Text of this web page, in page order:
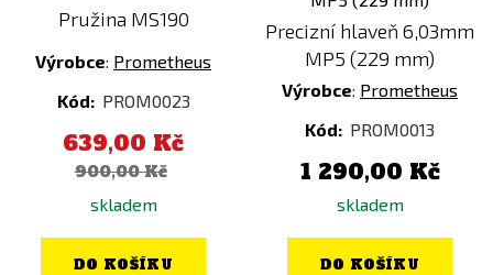
Pružina MS190
Výrobce: Prometheus
Kód: PROM0023
639,00 Kč
900,00 Kč
skladem
DO KOŠÍKU
Precizní hlaveň 6,03mm
MP5 (229 mm)
Výrobce: Prometheus
Kód: PROM0013
1 290,00 Kč
skladem
DO KOŠÍKU